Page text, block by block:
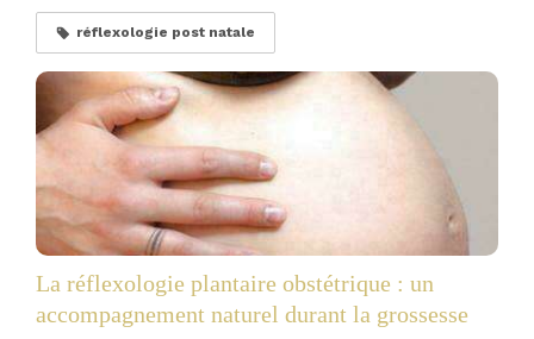
réflexologie post natale
La réflexologie plantaire obstétrique : un
accompagnement naturel durant la grossesse